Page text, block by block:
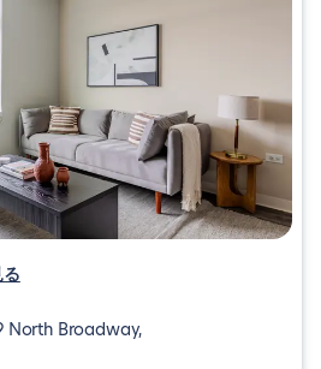
North Broadway,